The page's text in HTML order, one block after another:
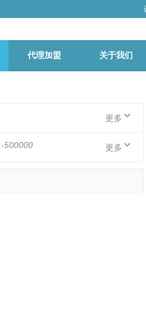
代理加盟 关于我们
更多
500000
更多